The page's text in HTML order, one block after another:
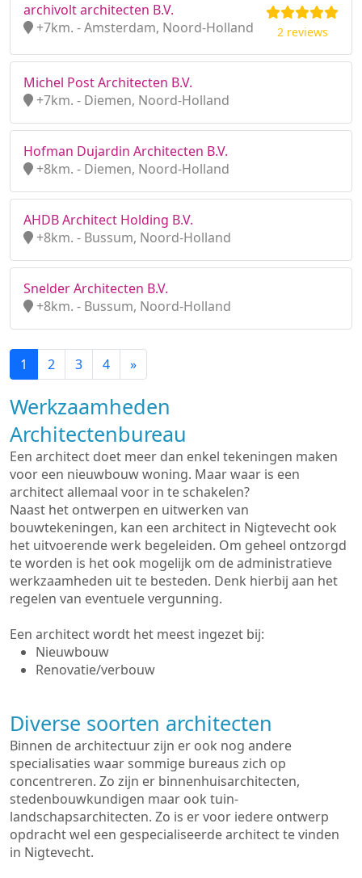
archivolt architecten B.V.
+7km. - Amsterdam, Noord-Holland
2 reviews
Michel Post Architecten B.V.
+7km. - Diemen, Noord-Holland
Hofman Dujardin Architecten B.V.
+8km. - Diemen, Noord-Holland
AHDB Architect Holding B.V.
+8km. - Bussum, Noord-Holland
Snelder Architecten B.V.
+8km. - Bussum, Noord-Holland
1 2 3 4 »
Werkzaamheden
Architectenbureau
Een architect doet meer dan enkel tekeningen maken
voor een nieuwbouw woning. Maar waar is een
architect allemaal voor in te schakelen?
Naast het ontwerpen en uitwerken van
bouwtekeningen, kan een architect in Nigtevecht ook
het uitvoerende werk begeleiden. Om geheel ontzorgd
te worden is het ook mogelijk om de administratieve
werkzaamheden uit te besteden. Denk hierbij aan het
regelen van eventuele vergunning.
Een architect wordt het meest ingezet bij:
Nieuwbouw
Renovatie/verbouw
Diverse soorten architecten
Binnen de architectuur zijn er ook nog andere
specialisaties waar sommige bureaus zich op
concentreren. Zo zijn er binnenhuisarchitecten,
stedenbouwkundigen maar ook tuin-
landschapsarchitecten. Zo is er voor iedere ontwerp
opdracht wel een gespecialiseerde architect te vinden
in Nigtevecht.